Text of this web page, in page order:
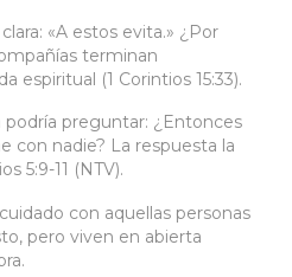
«A estos evita.» ¿Por
terminan
espiritual (1 Corintios 15:33).
preguntar: ¿Entonces
con nadie? La respuesta la
5:9-11 (NTV).
con aquellas personas
pero viven en abierta